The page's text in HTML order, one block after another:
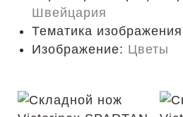
Швейцария
Тематика
Изображение: Цветы